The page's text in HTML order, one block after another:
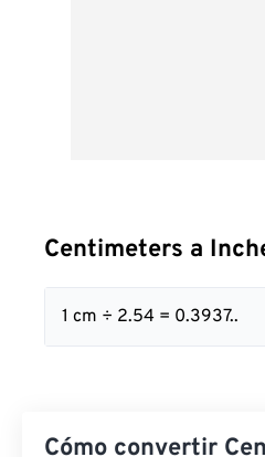
Centimeters a
1 cm ÷ 2.54 = 0.3937..
Cómo convertir